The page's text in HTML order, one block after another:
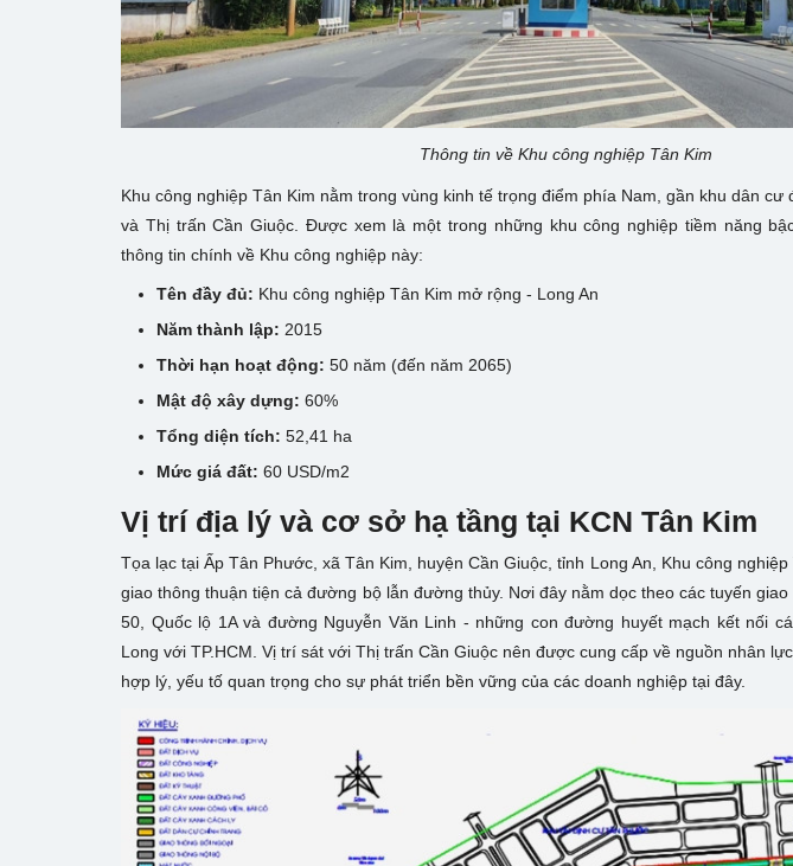
Thông tin về Khu công nghiệp Tân Kim
Khu công nghiệp Tân Kim nằm trong vùng kinh tế trọng điểm phía Nam, gần khu dân cư
và Thị trấn Cần Giuộc. Được xem là một trong những khu công nghiệp tiềm năng
thông tin chính về Khu công nghiệp này:
Tên đầy đủ: Khu công nghiệp Tân Kim mở rộng - Long An
Năm thành lập: 2015
Thời hạn hoạt động: 50 năm (đến năm 2065)
Mật độ xây dựng: 60%
Tổng diện tích: 52,41 ha
Mức giá đất: 60 USD/m2
Vị trí địa lý và cơ sở hạ tầng tại KCN Tân Kim
Tọa lạc tại Ấp Tân Phước, xã Tân Kim, huyện Cần Giuộc, tỉnh Long An, Khu công
giao thông thuận tiện cả đường bộ lẫn đường thủy. Nơi đây nằm dọc theo các tuyến
50, Quốc lộ 1A và đường Nguyễn Văn Linh - những con đường huyết mạch kết nối
Long với TP.HCM. Vị trí sát với Thị trấn Cần Giuộc nên được cung cấp về nguồn nhân
hợp lý, yếu tố quan trọng cho sự phát triển bền vững của các doanh nghiệp tại đây.